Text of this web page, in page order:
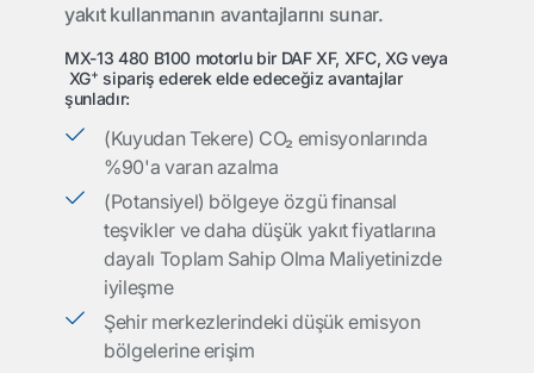
yakıt kullanmanın avantajlarını sunar.
MX-13 480 B100 motorlu bir DAF XF, XFC, XG veya
XG+ sipariş ederek elde edeceğiz avantajlar
şunladır:
(Kuyudan Tekere) CO₂ emisyonlarında
%90'a varan azalma
(Potansiyel) bölgeye özgü finansal
teşvikler ve daha düşük yakıt fiyatlarına
dayalı Toplam Sahip Olma Maliyetinizde
iyileşme
Şehir merkezlerindeki düşük emisyon
bölgelerine erişim